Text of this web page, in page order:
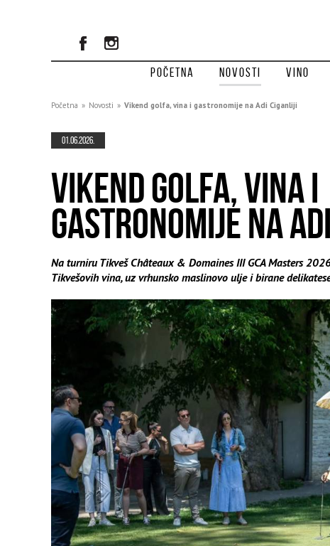
Početna Novosti Vino
Početna » Novosti » Vikend golfa, vina i gastronomije na Adi Ciganliji
01.06.2026.
VIKEND GOLFA, VINA I
GASTRONOMIJE NA
Na turniru Tikveš Châteaux & Domaines III GCA Masters
Tikvešovih vina, uz vrhunsko maslinovo ulje i birane